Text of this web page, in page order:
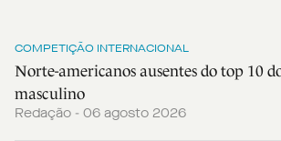
COMPETIÇÃO INTERNACIONAL
Norte-americanos ausentes do top 10
masculino
Redação - 06 agosto 2026